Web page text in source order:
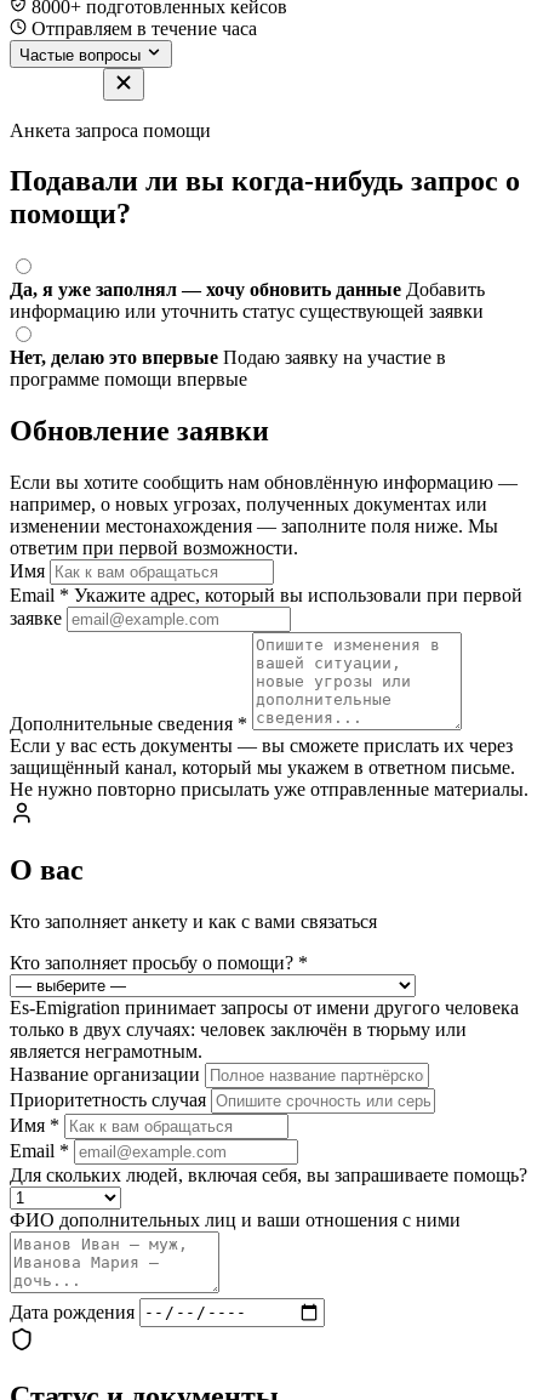
8000+ подготовленных кейсов
Отправляем в течение часа
Частые вопросы
Анкета запроса помощи
Подавали ли вы когда-нибудь запрос о
помощи?
Да, я уже заполнял — хочу обновить данные Добавить
информацию или уточнить статус существующей заявки
Нет, делаю это впервые Подаю заявку на участие в
программе помощи впервые
Обновление заявки
Если вы хотите сообщить нам обновлённую информацию —
например, о новых угрозах, полученных документах или
изменении местонахождения — заполните поля ниже. Мы
ответим при первой возможности.
Имя
Email * Укажите адрес, который вы использовали при первой
заявке
Дополнительные сведения *
Если у вас есть документы — вы сможете прислать их через
защищённый канал, который мы укажем в ответном письме.
Не нужно повторно присылать уже отправленные материалы.
О вас
Кто заполняет анкету и как с вами связаться
Кто заполняет просьбу о помощи? *
Es-Emigration принимает запросы от имени другого человека
только в двух случаях: человек заключён в тюрьму или
является неграмотным.
Название организации
Приоритетность случая
Имя *
Email *
Для скольких людей, включая себя, вы запрашиваете помощь?
ФИО дополнительных лиц и ваши отношения с ними
Дата рождения